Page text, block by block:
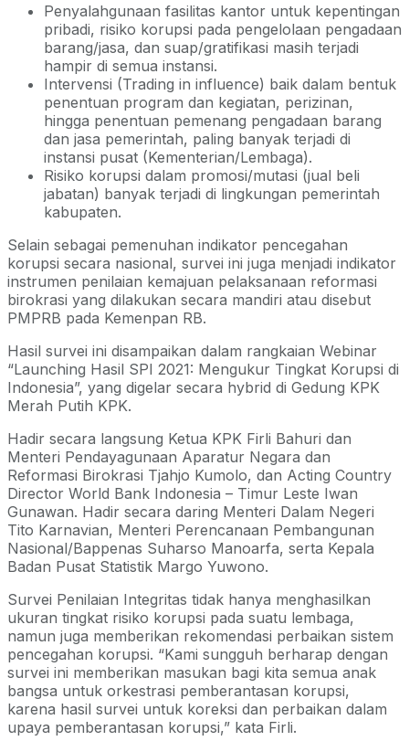
Penyalahgunaan fasilitas kantor untuk kepentingan
pribadi, risiko korupsi pada pengelolaan pengadaan
barang/jasa, dan suap/gratifikasi masih terjadi
hampir di semua instansi.
Intervensi (Trading in influence) baik dalam bentuk
penentuan program dan kegiatan, perizinan,
hingga penentuan pemenang pengadaan barang
dan jasa pemerintah, paling banyak terjadi di
instansi pusat (Kementerian/Lembaga).
Risiko korupsi dalam promosi/mutasi (jual beli
jabatan) banyak terjadi di lingkungan pemerintah
kabupaten.
Selain sebagai pemenuhan indikator pencegahan
korupsi secara nasional, survei ini juga menjadi indikator
instrumen penilaian kemajuan pelaksanaan reformasi
birokrasi yang dilakukan secara mandiri atau disebut
PMPRB pada Kemenpan RB.
Hasil survei ini disampaikan dalam rangkaian Webinar
“Launching Hasil SPI 2021: Mengukur Tingkat Korupsi di
Indonesia”, yang digelar secara hybrid di Gedung KPK
Merah Putih KPK.
Hadir secara langsung Ketua KPK Firli Bahuri dan
Menteri Pendayagunaan Aparatur Negara dan
Reformasi Birokrasi Tjahjo Kumolo, dan Acting Country
Director World Bank Indonesia – Timur Leste Iwan
Gunawan. Hadir secara daring Menteri Dalam Negeri
Tito Karnavian, Menteri Perencanaan Pembangunan
Nasional/Bappenas Suharso Manoarfa, serta Kepala
Badan Pusat Statistik Margo Yuwono.
Survei Penilaian Integritas tidak hanya menghasilkan
ukuran tingkat risiko korupsi pada suatu lembaga,
namun juga memberikan rekomendasi perbaikan sistem
pencegahan korupsi. “Kami sungguh berharap dengan
survei ini memberikan masukan bagi kita semua anak
bangsa untuk orkestrasi pemberantasan korupsi,
karena hasil survei untuk koreksi dan perbaikan dalam
upaya pemberantasan korupsi,” kata Firli.